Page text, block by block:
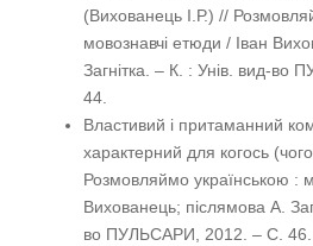
(Вихованець І.Р.) //
мовознавчі етюди / Іван
Загнітка. – К. : Унів. вид-
44.
Властивий і притаманний
характерний для когось
Розмовляймо українською :
Вихованець; післямова А.
во ПУЛЬСАРИ, 2012. – С. 46.